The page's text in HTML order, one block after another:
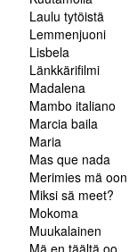
Laulu tytöistä
Lemmenjuoni
Lisbela
Länkkärifilmi
Madalena
Mambo italiano
Marcia baila
Maria
Mas que nada
Merimies mä oon
Miksi sä meet?
Mokoma
Muukalainen
Mä en täältä oo